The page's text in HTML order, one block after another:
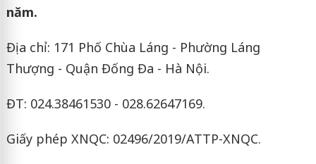
năm.
Địa chỉ: 171 Phố Chùa Láng - Phường Láng
Thượng - Quận Đống Đa - Hà Nội.
ĐT: 024.38461530 - 028.62647169.
Giấy phép XNQC: 02496/2019/ATTP-XNQC.